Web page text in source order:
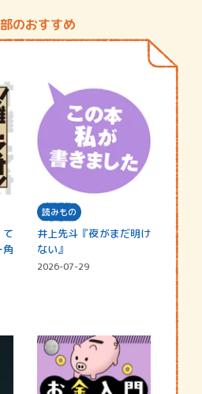
のおすすめ
読みもの
井上先斗『夜がまだ明け
ない』
2026-07-29